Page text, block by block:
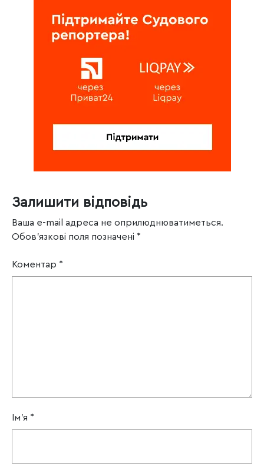
Залишити відповідь
Ваша e-mail адреса не оприлюднюватиметься.
Обов’язкові поля позначені *
Коментар *
Ім'я *